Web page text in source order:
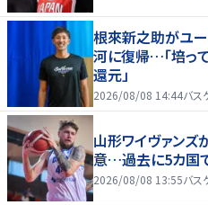
根來新之助がユ
河に復帰…「培っ
還元」
2026/08/08 14:44バス
山形ワイヴァンズ
意…過去に5カ国
2026/08/08 13:55バス